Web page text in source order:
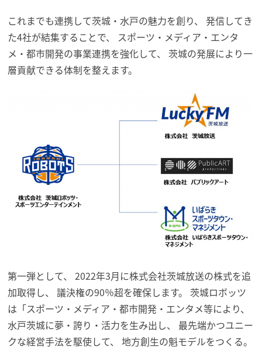
これまでも連携して茨城・水戸の魅力を創り、 発信してき
た4社が結集することで、 スポーツ・メディア・エンタ
メ・都市開発の事業連携を強化して、 茨城の発展により一
層貢献できる体制を整えます。
第一弾として、 2022年3月に株式会社茨城放送の株式を追
加取得し、 議決権の90％超を確保します。 茨城ロボッツ
は「スポーツ・メディア・都市開発・ エンタメ等により、
水戸茨城に夢・誇り・活力を生み出し、 最先端かつユニー
クな経営手法を駆使して、 地方創生の魁モデルをつくる。